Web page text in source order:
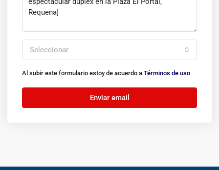
Seleccionar
Al subir este formulario estoy de acuerdo a Términos de uso
Enviar email